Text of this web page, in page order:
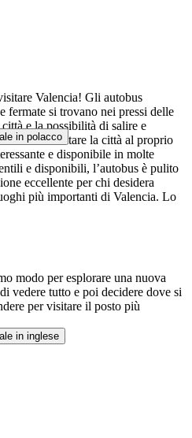
Valencia! Gli autobus
fermate si trovano nei pressi delle
e la possibilità di salire e
di visitare la città al proprio
e disponibile in molte
e disponibili, l’autobus è pulito
eccellente per chi desidera
più importanti di Valencia. Lo
in polacco
modo per esplorare una nuova
vedere tutto e poi decidere dove si
per visitare il posto più
in inglese